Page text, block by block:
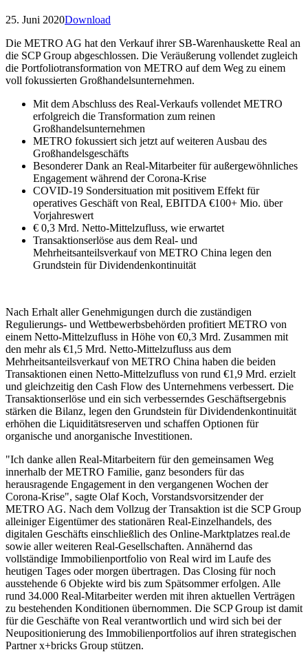
25. Juni 2020Download
Die METRO AG hat den Verkauf ihrer SB-Warenhauskette Real an
die SCP Group abgeschlossen. Die Veräußerung vollendet zugleich
die Portfoliotransformation von METRO auf dem Weg zu einem
voll fokussierten Großhandelsunternehmen.
Mit dem Abschluss des Real-Verkaufs vollendet METRO
erfolgreich die Transformation zum reinen
Großhandelsunternehmen
METRO fokussiert sich jetzt auf weiteren Ausbau des
Großhandelsgeschäfts
Besonderer Dank an Real-Mitarbeiter für außergewöhnliches
Engagement während der Corona-Krise
COVID-19 Sondersituation mit positivem Effekt für
operatives Geschäft von Real, EBITDA €100+ Mio. über
Vorjahreswert
€ 0,3 Mrd. Netto-Mittelzufluss, wie erwartet
Transaktionserlöse aus dem Real- und
Mehrheitsanteilsverkauf von METRO China legen den
Grundstein für Dividendenkontinuität
Nach Erhalt aller Genehmigungen durch die zuständigen
Regulierungs- und Wettbewerbsbehörden profitiert METRO von
einem Netto-Mittelzufluss in Höhe von €0,3 Mrd. Zusammen mit
den mehr als €1,5 Mrd. Netto-Mittelzufluss aus dem
Mehrheitsanteilsverkauf von METRO China haben die beiden
Transaktionen einen Netto-Mittelzufluss von rund €1,9 Mrd. erzielt
und gleichzeitig den Cash Flow des Unternehmens verbessert. Die
Transaktionserlöse und ein sich verbesserndes Geschäftsergebnis
stärken die Bilanz, legen den Grundstein für Dividendenkontinuität
erhöhen die Liquiditätsreserven und schaffen Optionen für
organische und anorganische Investitionen.
"Ich danke allen Real-Mitarbeitern für den gemeinsamen Weg
innerhalb der METRO Familie, ganz besonders für das
herausragende Engagement in den vergangenen Wochen der
Corona-Krise", sagte Olaf Koch, Vorstandsvorsitzender der
METRO AG. Nach dem Vollzug der Transaktion ist die SCP Group
alleiniger Eigentümer des stationären Real-Einzelhandels, des
digitalen Geschäfts einschließlich des Online-Marktplatzes real.de
sowie aller weiteren Real-Gesellschaften. Annähernd das
vollständige Immobilienportfolio von Real wird im Laufe des
heutigen Tages oder morgen übertragen. Das Closing für noch
ausstehende 6 Objekte wird bis zum Spätsommer erfolgen. Alle
rund 34.000 Real-Mitarbeiter werden mit ihren aktuellen Verträgen
zu bestehenden Konditionen übernommen. Die SCP Group ist damit
für die Geschäfte von Real verantwortlich und wird sich bei der
Neupositionierung des Immobilienportfolios auf ihren strategischen
Partner x+bricks Group stützen.